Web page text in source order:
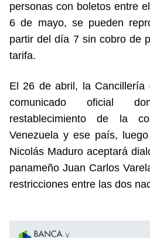
personas con boletos entre
6 de mayo, se pueden
partir del día 7 sin cobro de
tarifa.
El 26 de abril, la Cancillería
comunicado oficial
restablecimiento de la
Venezuela y ese país,
Nicolás Maduro aceptará
panameño Juan Carlos
restricciones entre las dos